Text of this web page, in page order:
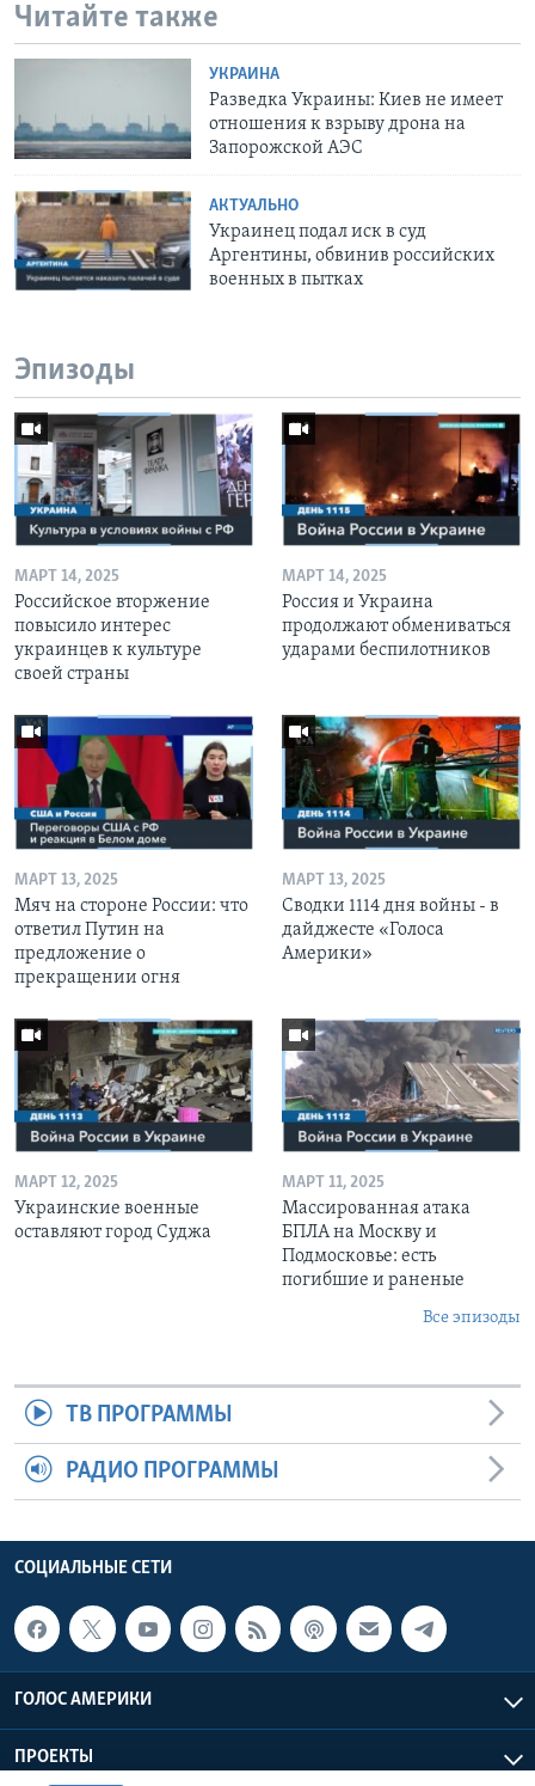
Читайте также
УКРАИНА
Разведка Украины: Киев не имеет
отношения к взрыву дрона на
Запорожской АЭС
АКТУАЛЬНО
Украинец подал иск в суд
Аргентины, обвинив российских
военных в пытках
Эпизоды
МАРТ 14, 2025
Российское вторжение
повысило интерес
украинцев к культуре
своей страны
МАРТ 14, 2025
Россия и Украина
продолжают обмениваться
ударами беспилотников
МАРТ 13, 2025
Мяч на стороне России: что
ответил Путин на
предложение о
прекращении огня
МАРТ 13, 2025
Сводки 1114 дня войны - в
дайджесте «Голоса
Америки»
МАРТ 12, 2025
Украинские военные
оставляют город Суджа
МАРТ 11, 2025
Массированная атака
БПЛА на Москву и
Подмосковье: есть
погибшие и раненые
Все эпизоды
ТВ ПРОГРАММЫ
РАДИО ПРОГРАММЫ
СОЦИАЛЬНЫЕ СЕТИ
ГОЛОС АМЕРИКИ
ПРОЕКТЫ